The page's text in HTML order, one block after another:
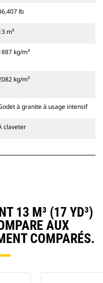
lb
m³
kg/m³
kg/m³
à granite à usage intensif
claveter
13 M³ (17 YD³)
AUX
COMPARÉS.